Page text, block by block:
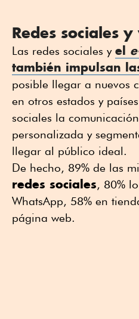
Redes sociales
Las redes sociales y el
también impulsan
posible llegar a nuevos
en otros estados y
sociales la
personalizada y
llegar al público ideal.
De hecho, 89% de las
redes sociales, 80%
WhatsApp, 58% en
página web.